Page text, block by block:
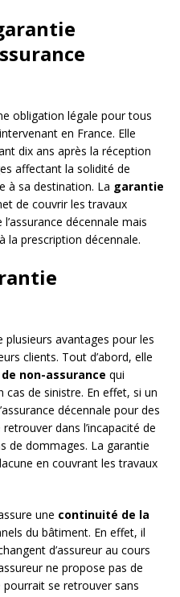
obligation légale pour tous
en France. Elle
dix ans après la réception
affectant la solidité de
à sa destination. La garantie
de couvrir les travaux
décennale mais
la prescription décennale.
avantages pour les
clients. Tout d’abord, elle
non-assurance qui
de sinistre. En effet, si un
décennale pour des
dans l’incapacité de
de dommages. La garantie
en couvrant les travaux
une continuité de la
du bâtiment. En effet, il
d’assureur au cours
ne propose pas de
pourrait se retrouver sans